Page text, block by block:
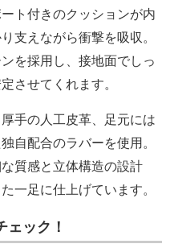
ト付きのクッションが内
支えながら衝撃を吸収。
を採用し、接地面でしっ
させてくれます。
手の人工皮革、足元には
自配合のラバーを使用。
質感と立体構造の設計
一足に仕上げています。
ェック！